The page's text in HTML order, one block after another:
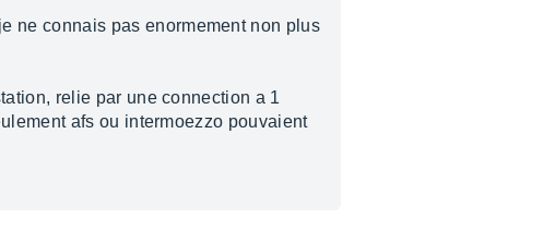
ne connais pas enormement non plus
relie par une connection a 1
afs ou intermoezzo pouvaient